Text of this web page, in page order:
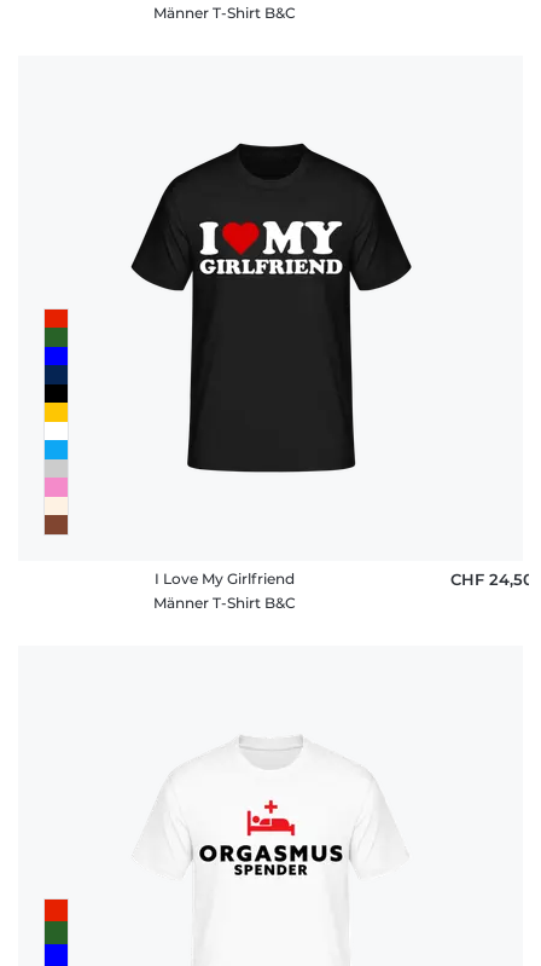
Männer T-Shirt B&C
I Love My Girlfriend
Männer T-Shirt B&C
CHF 24,50